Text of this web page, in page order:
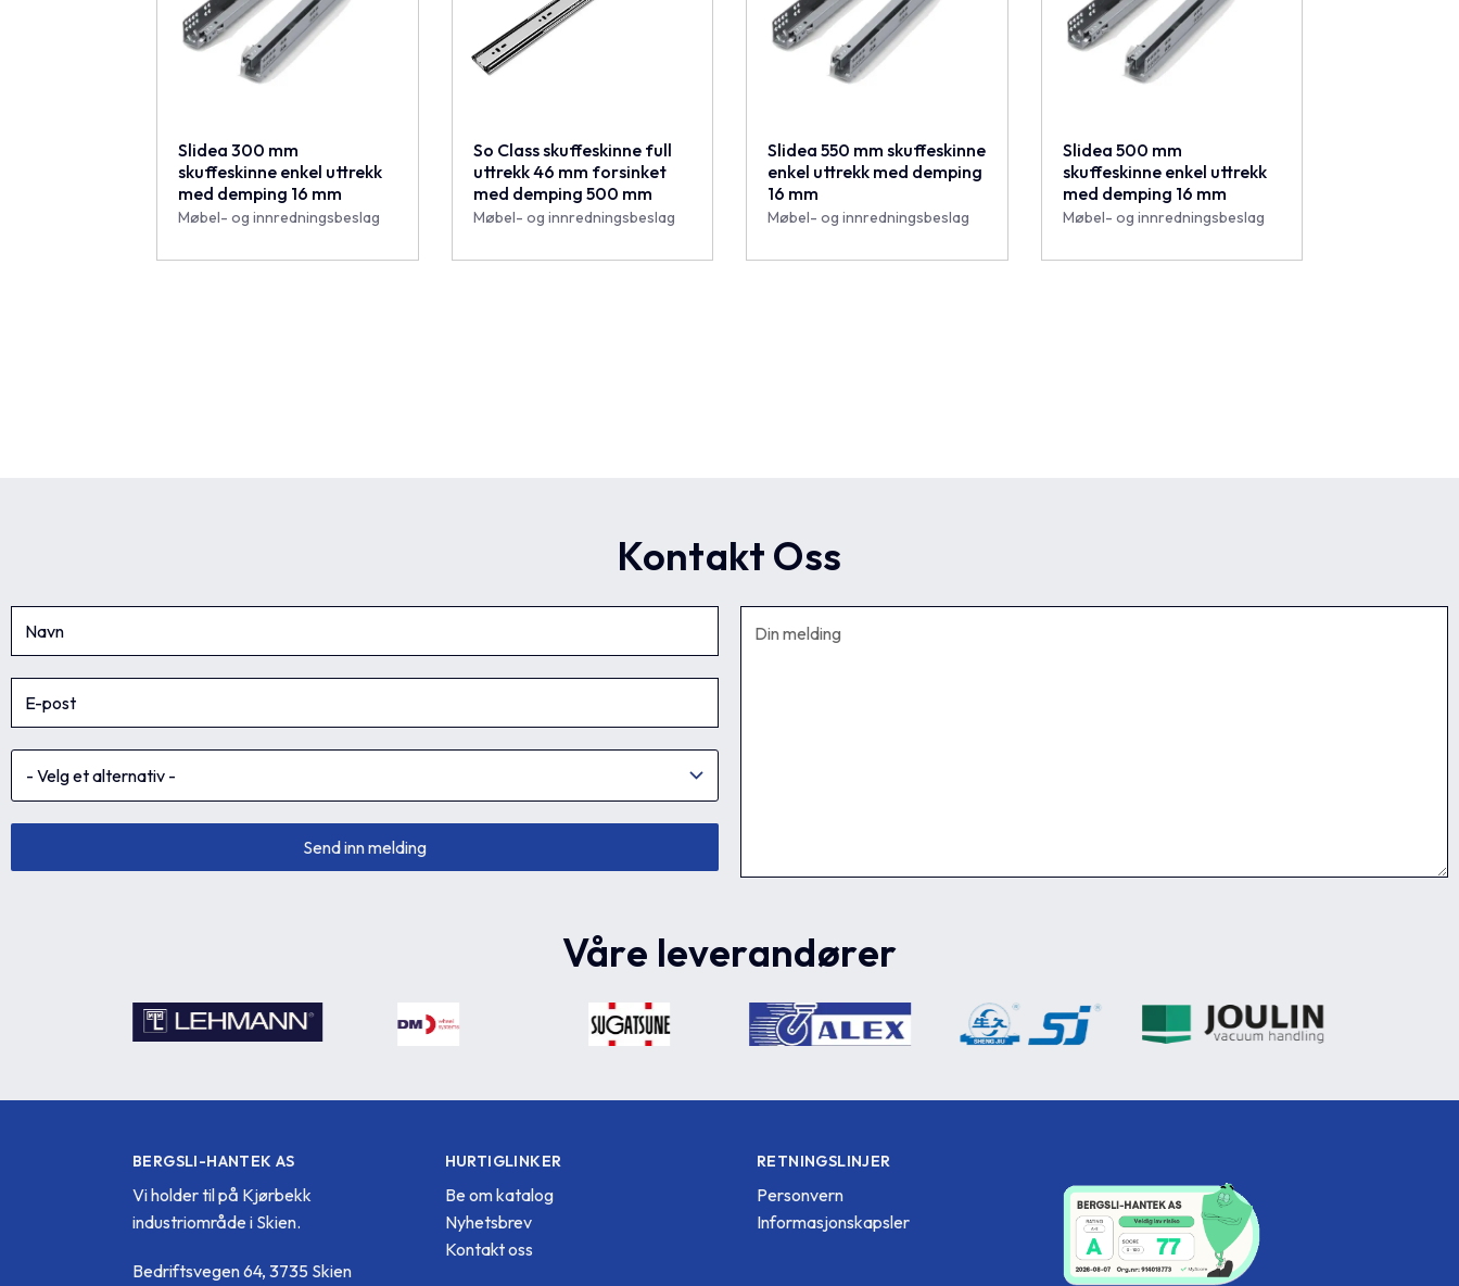
Slidea 300 mm
skuffeskinne enkel uttrekk
med demping 16 mm
Møbel- og innredningsbeslag
So Class skuffeskinne full
uttrekk 46 mm forsinket
med demping 500 mm
Møbel- og innredningsbeslag
Slidea 550 mm skuffeskinne
enkel uttrekk med demping
16 mm
Møbel- og innredningsbeslag
Slidea 500 mm
skuffeskinne enkel uttrekk
med demping 16 mm
Møbel- og innredningsbeslag
Kontakt Oss
Våre leverandører
BERGSLI-HANTEK AS
Vi holder til på Kjørbekk
industriområde i Skien.
Bedriftsvegen 64, 3735 Skien
HURTIGLINKER
Be om katalog
Nyhetsbrev
Kontakt oss
RETNINGSLINJER
Personvern
Informasjonskapsler